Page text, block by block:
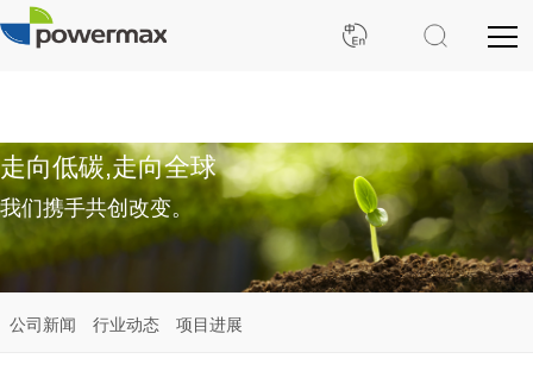
走向低碳,走向全球
我们携手共创改变。
公司新闻 行业动态 项目进展